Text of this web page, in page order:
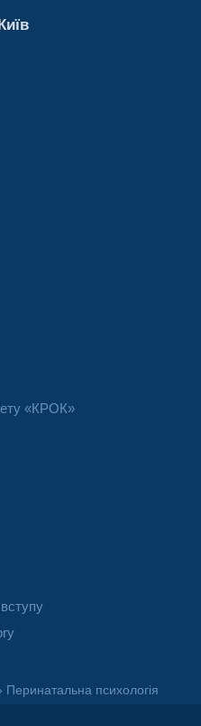
«КРОК»
Перинатальна психологія